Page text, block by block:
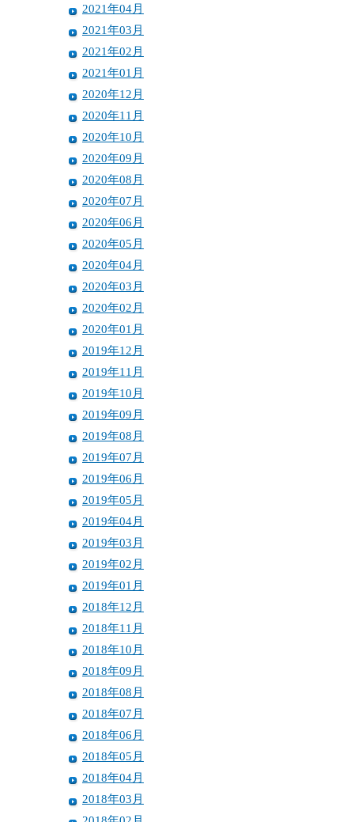
2021年04月
2021年03月
2021年02月
2021年01月
2020年12月
2020年11月
2020年10月
2020年09月
2020年08月
2020年07月
2020年06月
2020年05月
2020年04月
2020年03月
2020年02月
2020年01月
2019年12月
2019年11月
2019年10月
2019年09月
2019年08月
2019年07月
2019年06月
2019年05月
2019年04月
2019年03月
2019年02月
2019年01月
2018年12月
2018年11月
2018年10月
2018年09月
2018年08月
2018年07月
2018年06月
2018年05月
2018年04月
2018年03月